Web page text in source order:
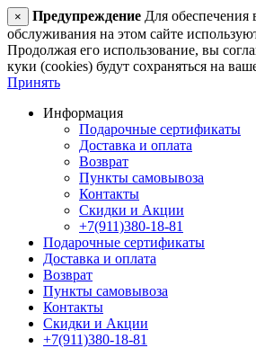
× Предупреждение Для обеспечения
обслуживания на этом сайте
Продолжая его использование, вы
куки (cookies) будут сохраняться на
Принять
Информация
Подарочные сертификаты
Доставка и оплата
Возврат
Пункты самовывоза
Контакты
Скидки и Акции
+7(911)380-18-81
Подарочные сертификаты
Доставка и оплата
Возврат
Пункты самовывоза
Контакты
Скидки и Акции
+7(911)380-18-81